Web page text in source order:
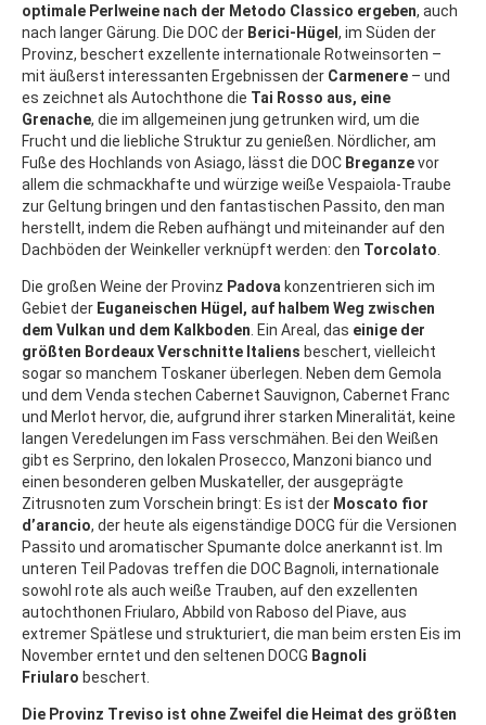
optimale Perlweine nach der Metodo Classico ergeben, auch
nach langer Gärung. Die DOC der Berici-Hügel , im Süden der
Provinz, beschert exzellente internationale Rotweinsorten –
mit äußerst interessanten Ergebnissen der Carmenere – und
es zeichnet als Autochthone die Tai Rosso aus, eine
Grenache, die im allgemeinen jung getrunken wird, um die
Frucht und die liebliche Struktur zu genießen. Nördlicher, am
Fuße des Hochlands von Asiago, lässt die DOC Breganzevor
allem die schmackhafte und würzige weiße Vespaiola-Traube
zur Geltung bringen und den fantastischen Passito, den man
herstellt, indem die Reben aufhängt und miteinander auf den
Dachböden der Weinkeller verknüpft werden: den Torcolato
Die großen Weine der Provinz Padova konzentrieren sich im
Gebiet der Euganeischen Hügel, auf halbem Weg zwischen
dem Vulkan und dem Kalkboden . Ein Areal, das einige der
größten Bordeaux Verschnitte Italiens beschert, vielleicht
sogar so manchem Toskaner überlegen. Neben dem Gemola
und dem Venda stechen Cabernet Sauvignon, Cabernet Franc
und Merlot hervor, die, aufgrund ihrer starken Mineralität, keine
langen Veredelungen im Fass verschmähen. Bei den Weißen
gibt es Serprino, den lokalen Prosecco, Manzoni bianco und
einen besonderen gelben Muskateller, der ausgeprägte
Zitrusnoten zum Vorschein bringt: Es ist der Moscato fior
d’arancio, der heute als eigenständige DOCG für die Versionen
Passito und aromatischer Spumante dolce anerkannt ist. Im
unteren Teil Padovas treffen die DOC Bagnoli, internationale
sowohl rote als auch weiße Trauben, auf den exzellenten
autochthonen Friularo, Abbild von Raboso del Piave, aus
extremer Spätlese und strukturiert, die man beim ersten Eis im
November erntet und den seltenen DOCG Bagnoli
Friularo beschert.
Die Provinz Treviso ist ohne Zweifel die Heimat des größten